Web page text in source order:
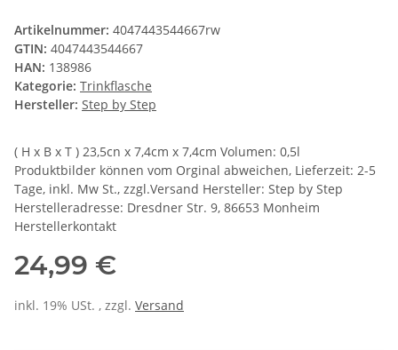
Artikelnummer: 4047443544667rw
GTIN: 4047443544667
HAN: 138986
Kategorie: Trinkflasche
Hersteller: Step by Step
( H x B x T ) 23,5cn x 7,4cm x 7,4cm Volumen: 0,5l
Produktbilder können vom Orginal abweichen, Lieferzeit: 2-5
Tage, inkl. Mw St., zzgl.Versand Hersteller: Step by Step
Herstelleradresse: Dresdner Str. 9, 86653 Monheim
Herstellerkontakt
24,99 €
inkl. 19% USt. , zzgl. Versand